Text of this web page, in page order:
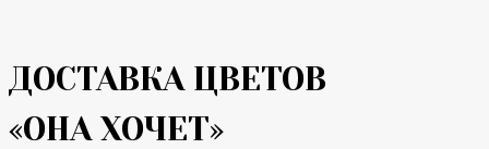
ДОСТАВКА ЦВЕТОВ
«ОНА ХОЧЕТ»